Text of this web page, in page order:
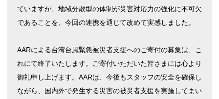
ていますが、地域分散型の体制が災害対応力の強化に不可欠
であることを、今回の連携を通じて改めて実感しました。
AARによる台湾台風緊急被災者支援へのご寄付の募集は、こ
れにて終了いたします。ご寄付いただいた皆さまには心より
御礼申し上げます。AARは、今後もスタッフの安全を確保し
ながら、国内外で発生する災害の被災者支援を実施してまい